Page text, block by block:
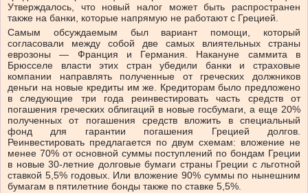
Утверждалось, что новый налог может быть распространен
также на банки, которые напрямую не работают с Грецией.
Самым обсуждаемым был вариант помощи, который
согласовали между собой две самых влиятельных страны
еврозоны — Франция и Германия. Накануне саммита в
Брюсселе власти этих стран убедили банки и страховые
компании направлять полученные от греческих должников
деньги на новые кредиты им же. Кредиторам было предложено
в следующие три года реинвестировать часть средств от
погашения греческих облигаций в новые госбумаги, а еще 20%
полученных от погашения средств вложить в специальный
фонд для гарантии погашения Грецией долгов.
Реинвестировать предлагается по двум схемам: вложение не
менее 70% от основной суммы поступлений по бондам Греции
в новые 30-летние долговые бумаги страны Греции с льготной
ставкой 5,5% годовых. Или вложение 90% суммы по нынешним
бумагам в пятилетние бонды также по ставке 5,5%.